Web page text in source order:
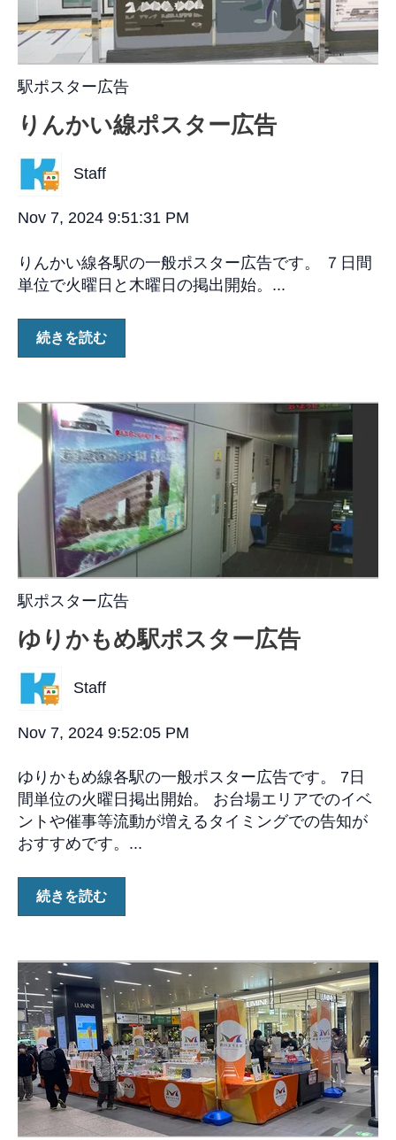
駅ポスター広告
りんかい線ポスター広告
Staff
Nov 7, 2024 9:51:31 PM
りんかい線各駅の一般ポスター広告です。 ７日間
単位で火曜日と木曜日の掲出開始。...
続きを読む
駅ポスター広告
ゆりかもめ駅ポスター広告
Staff
Nov 7, 2024 9:52:05 PM
ゆりかもめ線各駅の一般ポスター広告です。 7日
間単位の火曜日掲出開始。 お台場エリアでのイベ
ントや催事等流動が増えるタイミングでの告知が
おすすめです。...
続きを読む